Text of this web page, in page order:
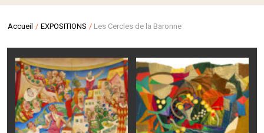
Accueil / EXPOSITIONS / Les Cercles de la Baronne